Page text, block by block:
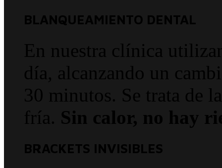
BLANQUEAMIENTO DENTAL
En nuestra clínica
día, alcanzando un
30 minutos. Se trata de
fría. Sin calor, no hay
BRACKETS INVISIBLES